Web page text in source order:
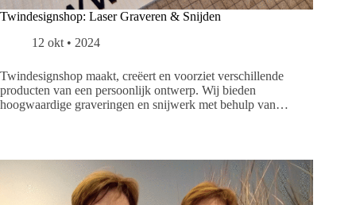
Twindesignshop: Laser Graveren & Snijden
12 okt • 2024
Twindesignshop maakt, creëert en voorziet verschillende
producten van een persoonlijk ontwerp. Wij bieden
hoogwaardige graveringen en snijwerk met behulp van…